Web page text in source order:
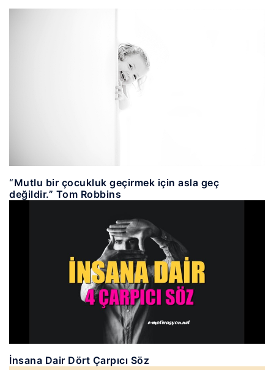
“Mutlu bir çocukluk geçirmek için asla geç
değildir.” Tom Robbins
İnsana Dair Dört Çarpıcı Söz